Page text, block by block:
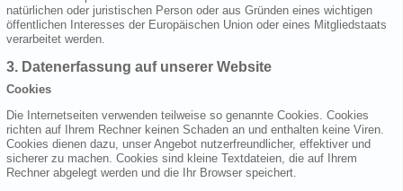
natürlichen oder juristischen Person oder aus Gründen eines wichtigen
öffentlichen Interesses der Europäischen Union oder eines Mitgliedstaats
verarbeitet werden.
3. Datenerfassung auf unserer Website
Cookies
Die Internetseiten verwenden teilweise so genannte Cookies. Cookies
richten auf Ihrem Rechner keinen Schaden an und enthalten keine Viren.
Cookies dienen dazu, unser Angebot nutzerfreundlicher, effektiver und
sicherer zu machen. Cookies sind kleine Textdateien, die auf Ihrem
Rechner abgelegt werden und die Ihr Browser speichert.